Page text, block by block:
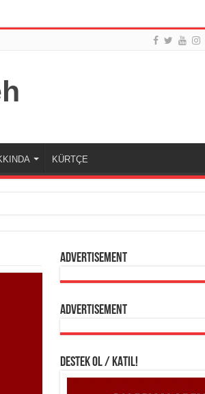
KÜRTÇE
Advertisement
Advertisement
DESTEK OL / KATIL!